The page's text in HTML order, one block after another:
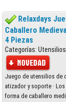
Relaxdays
Caballero
4 Piezas
Categorías:
Juego de utensilios de
atizador y soporte ·
forma de caballero